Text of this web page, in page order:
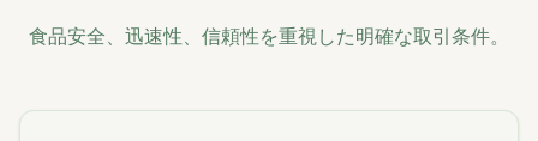
食品安全、迅速性、信頼性を重視した明確な取引条件。